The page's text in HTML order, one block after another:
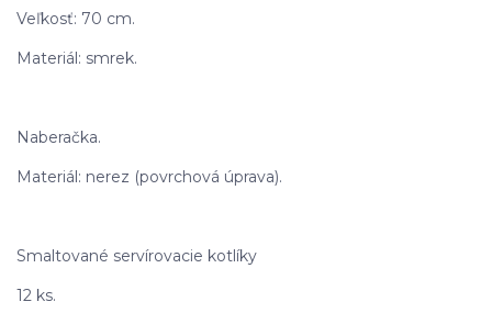
Veľkosť: 70 cm.
Materiál: smrek.
Naberačka.
Materiál: nerez (povrchová úprava).
Smaltované servírovacie kotlíky
12 ks.